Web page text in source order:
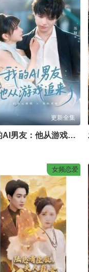
更新全集
我的AI男友：他从游戏追来了
女频恋爱